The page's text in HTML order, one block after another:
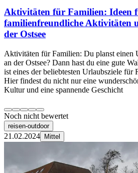
Aktivitäten für Familien: Ideen
familienfreundliche Aktivitäten
der Ostsee
Aktivitäten für Familien: Du planst einen
an der Ostsee? Dann hast du eine gute
ist eines der beliebtesten Urlaubsziele für
Hier findest du nicht nur eine
Kultur und eine spannende Geschicht
Noch nicht bewertet
reisen-outdoor
21.02.2024 Mittel